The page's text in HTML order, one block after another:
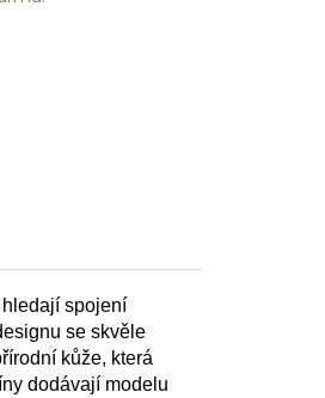
spojení
se skvěle
kůže, která
dodávají modelu